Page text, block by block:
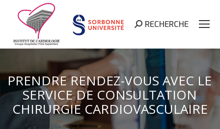
Search:
RECHERCHE
CHIRURGIE CARDIOVASCULAIRE
PRENDRE RENDEZ-VOUS AVEC LE
SERVICE DE CONSULTATION